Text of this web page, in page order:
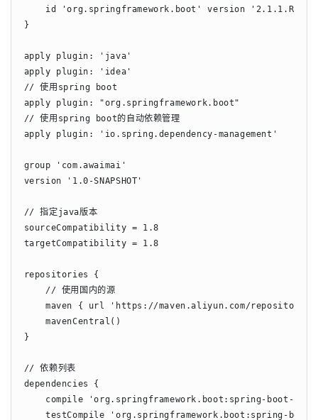
id 'org.springframework.boot' version
}
apply plugin: 'java'
apply plugin: 'idea'
// 使用spring boot
apply plugin: "org.springframework.boot"
// 使用spring boot的自动依赖管理
apply plugin: 'io.spring.dependency-management'
group 'com.awaimai'
version '1.0-SNAPSHOT'
// 指定java版本
sourceCompatibility = 1.8
targetCompatibility = 1.8
repositories {
    // 使用国内的源
maven { url 'https://maven.aliyun.com/repository/
    mavenCentral()
}
// 依赖列表
dependencies {
compile 'org.springframework.boot:spring-boot-
testCompile 'org.springframework.boot:spring-